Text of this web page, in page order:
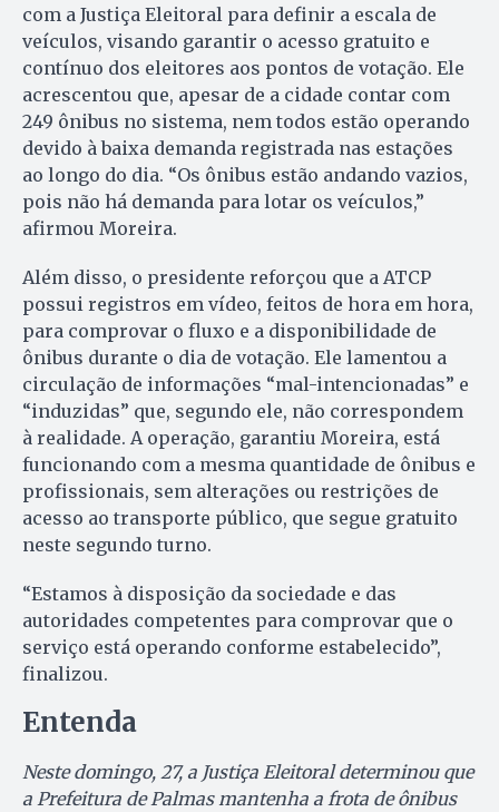
com a Justiça Eleitoral para definir a escala de
veículos, visando garantir o acesso gratuito e
contínuo dos eleitores aos pontos de votação. Ele
acrescentou que, apesar de a cidade contar com
249 ônibus no sistema, nem todos estão operando
devido à baixa demanda registrada nas estações
ao longo do dia. “Os ônibus estão andando vazios,
pois não há demanda para lotar os veículos,”
afirmou Moreira.
Além disso, o presidente reforçou que a ATCP
possui registros em vídeo, feitos de hora em hora,
para comprovar o fluxo e a disponibilidade de
ônibus durante o dia de votação. Ele lamentou a
circulação de informações “mal-intencionadas” e
“induzidas” que, segundo ele, não correspondem
à realidade. A operação, garantiu Moreira, está
funcionando com a mesma quantidade de ônibus e
profissionais, sem alterações ou restrições de
acesso ao transporte público, que segue gratuito
neste segundo turno.
“Estamos à disposição da sociedade e das
autoridades competentes para comprovar que o
serviço está operando conforme estabelecido”,
finalizou.
Entenda
Neste domingo, 27, a Justiça Eleitoral determinou que
a Prefeitura de Palmas mantenha a frota de ônibus